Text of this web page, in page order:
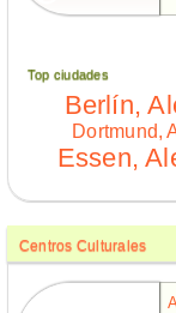
Top ciudades
Berlín,
Dortmund,
Essen,
Centros Culturales